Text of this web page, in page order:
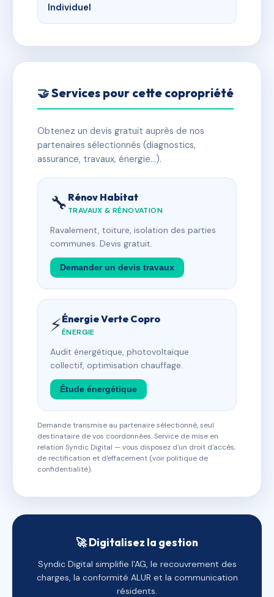
Individuel
🤝 Services pour cette copropriété
Obtenez un devis gratuit auprès de nos
partenaires sélectionnés (diagnostics,
assurance, travaux, énergie…).
🔧 Rénov Habitat
TRAVAUX & RÉNOVATION
Ravalement, toiture, isolation des parties
communes. Devis gratuit.
Demander un devis travaux
⚡Énergie Verte Copro
ÉNERGIE
Audit énergétique, photovoltaïque
collectif, optimisation chauffage.
Étude énergétique
Demande transmise au partenaire sélectionné, seul
destinataire de vos coordonnées. Service de mise en
relation Syndic Digital — vous disposez d'un droit d'accès,
de rectification et d'effacement (voir politique de
confidentialité).
🚀 Digitalisez la gestion
Syndic Digital simplifie l'AG, le recouvrement des
charges, la conformité ALUR et la communication
résidents.